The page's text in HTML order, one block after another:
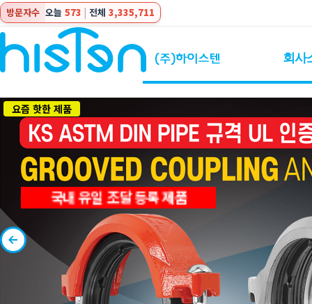
방문자수 오늘 573 | 전체 3,335,711
회사
요즘 핫한 제품
국내 유일 조달 등록 제품